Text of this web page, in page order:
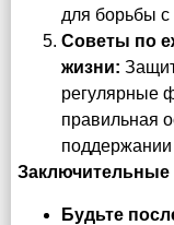
для борьбы
Советы по
жизни:
регулярные
правильная
Заключительные
Будьте